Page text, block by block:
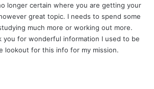
:
longer certain where you are getting your
great topic. I needs to spend some
much more or working out more.
you for wonderful information I used to be
lookout for this info for my mission.